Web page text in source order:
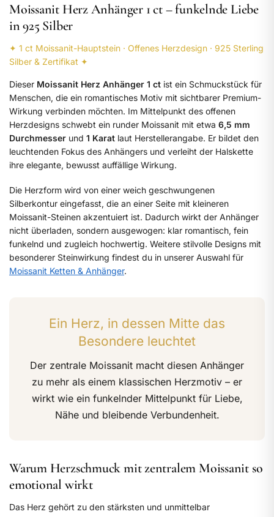
Moissanit Herz Anhänger 1 ct – funkelnde Liebe
in 925 Silber
✦ 1 ct Moissanit-Hauptstein · Offenes Herzdesign · 925 Sterling
Silber & Zertifikat ✦
Dieser Moissanit Herz Anhänger 1 ct ist ein Schmuckstück für
Menschen, die ein romantisches Motiv mit sichtbarer Premium-
Wirkung verbinden möchten. Im Mittelpunkt des offenen
Herzdesigns schwebt ein runder Moissanit mit etwa 6,5 mm
Durchmesser und 1 Karat laut Herstellerangabe. Er bildet den
leuchtenden Fokus des Anhängers und verleiht der Halskette
ihre elegante, bewusst auffällige Wirkung.
Die Herzform wird von einer weich geschwungenen
Silberkontur eingefasst, die an einer Seite mit kleineren
Moissanit-Steinen akzentuiert ist. Dadurch wirkt der Anhänger
nicht überladen, sondern ausgewogen: klar romantisch, fein
funkelnd und zugleich hochwertig. Weitere stilvolle Designs mit
besonderer Steinwirkung findest du in unserer Auswahl für
Moissanit Ketten & Anhänger.
Ein Herz, in dessen Mitte das
Besondere leuchtet
Der zentrale Moissanit macht diesen Anhänger
zu mehr als einem klassischen Herzmotiv – er
wirkt wie ein funkelnder Mittelpunkt für Liebe,
Nähe und bleibende Verbundenheit.
Warum Herzschmuck mit zentralem Moissanit so
emotional wirkt
Das Herz gehört zu den stärksten und unmittelbar